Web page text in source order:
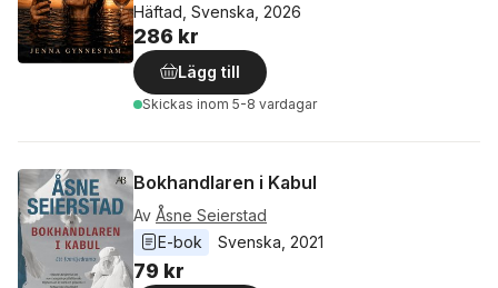
Häftad, Svenska, 2026
286 kr
Lägg till
Skickas inom 5-8 vardagar
Bokhandlaren i Kabul
Av Åsne Seierstad
E-bok
Svenska 2021
79 kr